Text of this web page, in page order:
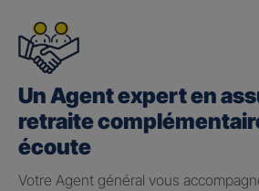
Un Agent expert en
retraite
écoute
Votre Agent général vous